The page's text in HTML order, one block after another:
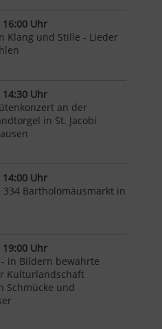
16:00 Uhr
Klang und Stille - Lieder
14:30 Uhr
an der
in St. Jacobi
14:00 Uhr
334 Bartholomäusmarkt in
19:00 Uhr
in Bildern bewahrte
Kulturlandschaft
Schmücke und